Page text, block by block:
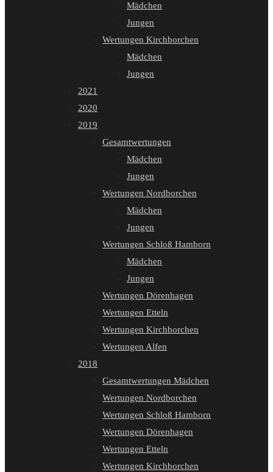
Mädchen
Jungen
Wertungen Kirchborchen
Mädchen
Jungen
2021
2020
2019
Gesamtwertungen
Mädchen
Jungen
Wertungen Nordborchen
Mädchen
Jungen
Wertungen Schloß Hamborn
Mädchen
Jungen
Wertungen Dörenhagen
Wertungen Etteln
Wertungen Kirchborchen
Wertungen Alfen
2018
Gesamtwertungen Mädchen
Wertungen Nordborchen
Wertungen Schloß Hamborn
Wertungen Dörenhagen
Wertungen Etteln
Wertungen Kirchborchen